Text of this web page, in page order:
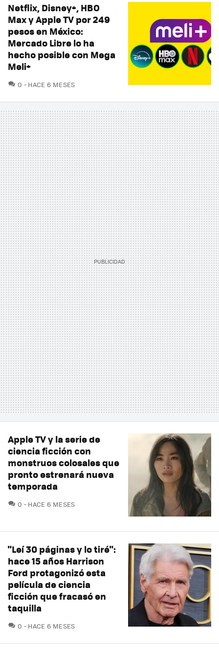
Netflix, Disney+, HBO
Max y Apple TV por 249
pesos en México:
Mercado Libre lo ha
hecho posible con Mega
Meli+
0 COMENTARIOS
HACE 6 MESES
Apple TV y la serie de
ciencia ficción con
monstruos colosales que
pronto estrenará nueva
temporada
0 COMENTARIOS
HACE 6 MESES
"Leí 30 páginas y lo tiré":
hace 15 años Harrison
Ford protagonizó esta
película de ciencia
ficción que fracasó en
taquilla
0 COMENTARIOS
HACE 6 MESES